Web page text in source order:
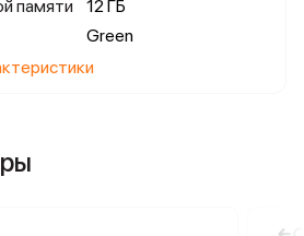
памяти
12 ГБ
Green